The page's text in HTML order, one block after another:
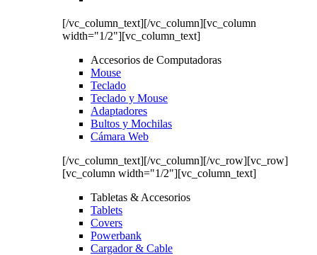
[/vc_column_text][/vc_column][vc_column
width="1/2"][vc_column_text]
Accesorios de Computadoras
Mouse
Teclado
Teclado y Mouse
Adaptadores
Bultos y Mochilas
Cámara Web
[/vc_column_text][/vc_column][/vc_row][vc_row]
[vc_column width="1/2"][vc_column_text]
Tabletas & Accesorios
Tablets
Covers
Powerbank
Cargador & Cable